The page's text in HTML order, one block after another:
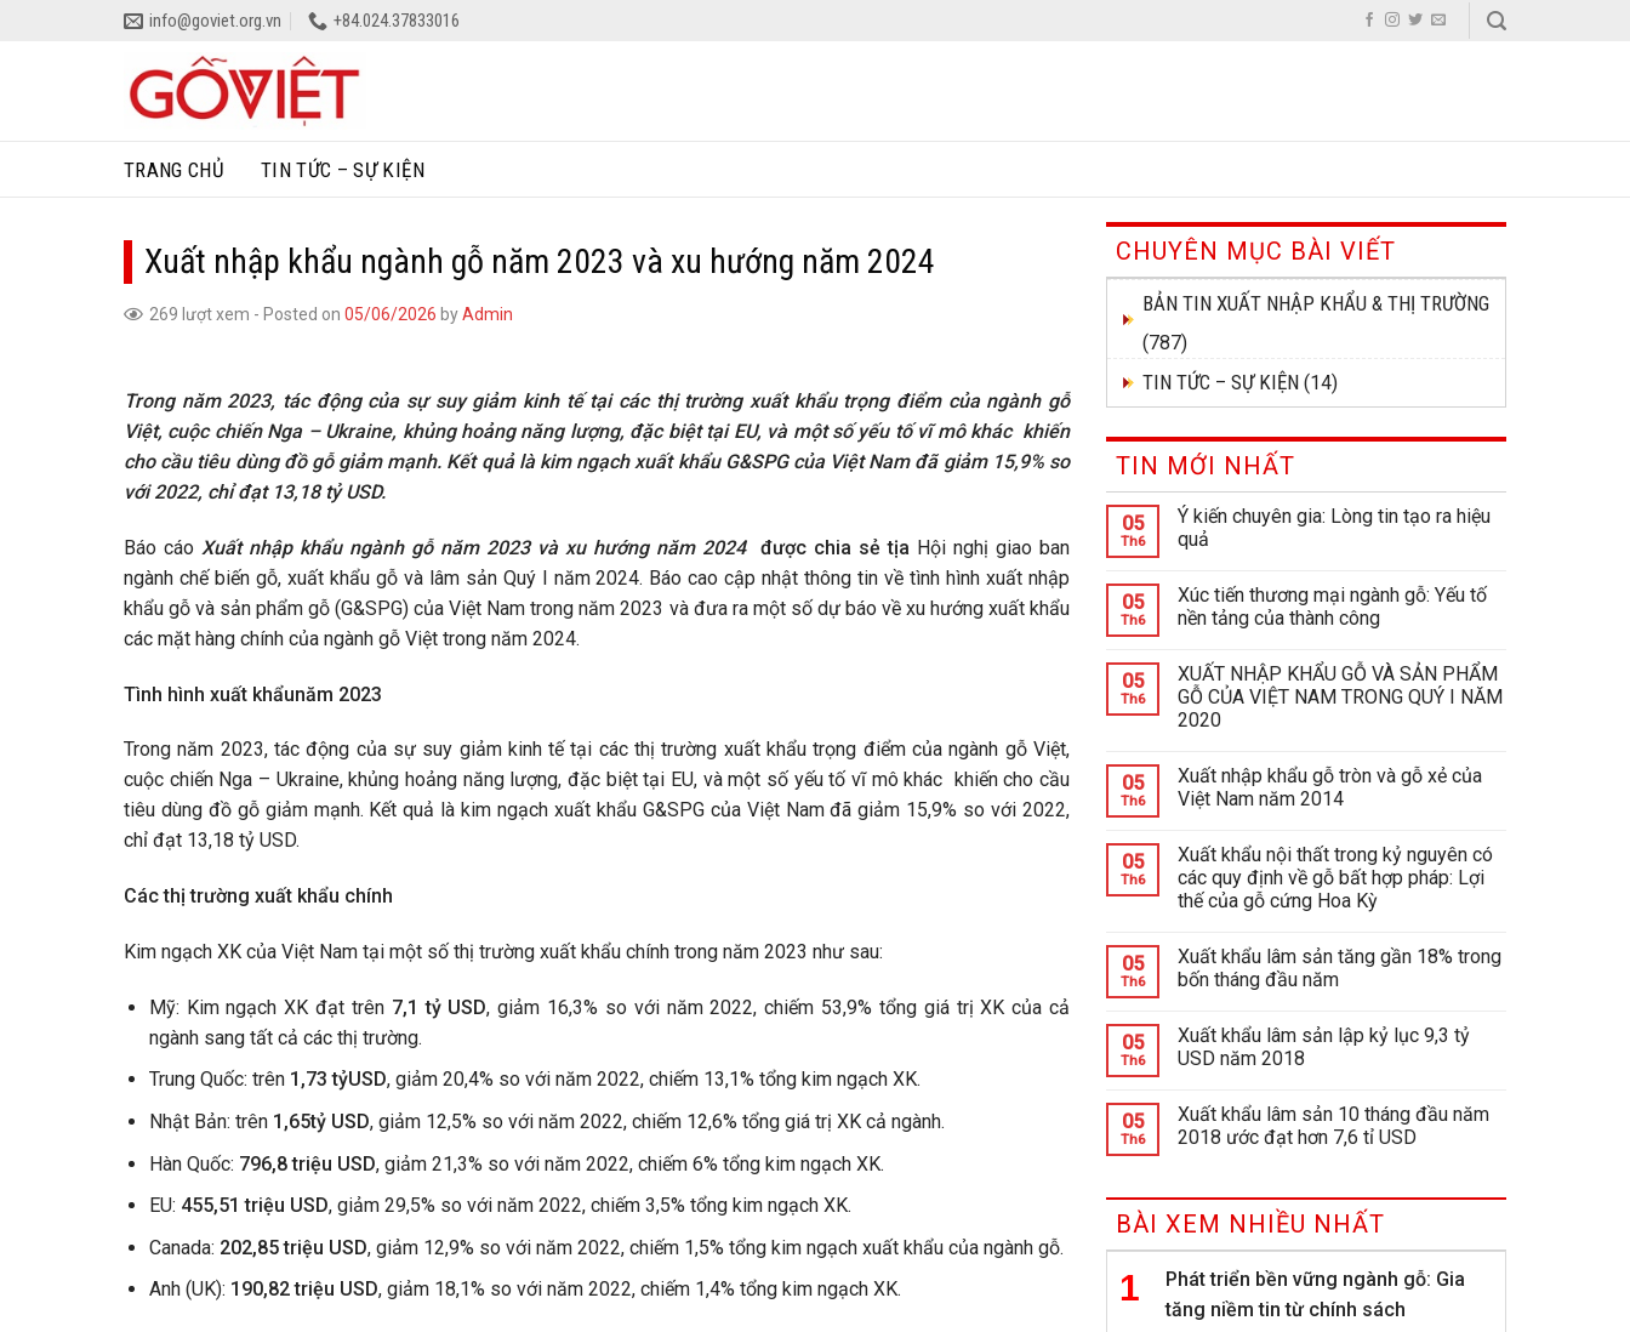
info@goviet.org.vn +84.024.37833016
TRANG CHỦ TIN TỨC – SỰ KIỆN
Xuất nhập khẩu ngành gỗ năm 2023 và xu hướng năm 2024
269 lượt xem - Posted on 05/06/2026 byAdmin
Trong năm 2023, tác động của sự suy giảm kinh tế tại các thị trường xuất khẩu trọng điểm của ngành gỗ
Việt, cuộc chiến Nga – Ukraine, khủng hoảng năng lượng, đặc biệt tại EU, và một số yếu tố vĩ mô khác khiến
cho cầu tiêu dùng đồ gỗ giảm mạnh. Kết quả là kim ngạch xuất khẩu G&SPG của Việt Nam đã giảm 15,9% so
với 2022, chỉ đạt 13,18 tỷ USD.
Báo cáo Xuất nhập khẩu ngành gỗ năm 2023 và xu hướng năm 2024 được chia sẻ tịa Hội nghị giao ban
ngành chế biến gỗ, xuất khẩu gỗ và lâm sản Quý I năm 2024. Báo cao cập nhật thông tin về tình hình xuất nhập
khẩu gỗ và sản phẩm gỗ (G&SPG) của Việt Nam trong năm 2023 và đưa ra một số dự báo về xu hướng xuất khẩu
các mặt hàng chính của ngành gỗ Việt trong năm 2024.
Tình hình xuất khẩunăm 2023
Trong năm 2023, tác động của sự suy giảm kinh tế tại các thị trường xuất khẩu trọng điểm của ngành gỗ Việt,
cuộc chiến Nga – Ukraine, khủng hoảng năng lượng, đặc biệt tại EU, và một số yếu tố vĩ mô khác khiến cho cầu
tiêu dùng đồ gỗ giảm mạnh. Kết quả là kim ngạch xuất khẩu G&SPG của Việt Nam đã giảm 15,9% so với 2022,
chỉ đạt 13,18 tỷ USD.
Các thị trường xuất khẩu chính
Kim ngạch XK của Việt Nam tại một số thị trường xuất khẩu chính trong năm 2023 như sau:
Mỹ: Kim ngạch XK đạt trên 7,1tỷUSD, giảm 16,3% so với năm 2022, chiếm 53,9% tổng giá trị XK của cả
ngành sang tất cả các thị trường.
Trung Quốc: trên 1,73tỷUSD, giảm 20,4% so với năm 2022, chiếm 13,1% tổng kim ngạch XK.
Nhật Bản: trên 1,65tỷUSD, giảm 12,5% so với năm 2022, chiếm 12,6% tổng giá trị XK cả ngành.
Hàn Quốc: 796,8 triệu USD, giảm 21,3% so với năm 2022, chiếm 6% tổng kim ngạch XK.
EU: 455,51triệu USD, giảm 29,5% so với năm 2022, chiếm 3,5% tổng kim ngạch XK.
Canada: 202,85 triệu USD, giảm 12,9% so với năm 2022, chiếm 1,5% tổng kim ngạch xuất khẩu của ngành gỗ.
Anh (UK): 190,82 triệu USD, giảm 18,1% so với năm 2022, chiếm 1,4% tổng kim ngạch XK.
CHUYÊN MỤC BÀI VIẾT
BẢN TIN XUẤT NHẬP KHẨU & THỊ TRƯỜNG
(787)
TIN TỨC – SỰ KIỆN (14)
TIN MỚI NHẤT
05
Th6
Ý kiến chuyên gia: Lòng tin tạo ra hiệu
quả
05
Th6
Xúc tiến thương mại ngành gỗ: Yếu tố
nền tảng của thành công
05
Th6
XUẤT NHẬP KHẨU GỖ VÀ SẢN PHẨM
GỖ CỦA VIỆT NAM TRONG QUÝ I NĂM
2020
05
Th6
Xuất nhập khẩu gỗ tròn và gỗ xẻ của
Việt Nam năm 2014
05
Th6
Xuất khẩu nội thất trong kỷ nguyên có
các quy định về gỗ bất hợp pháp: Lợi
thế của gỗ cứng Hoa Kỳ
05
Th6
Xuất khẩu lâm sản tăng gần 18% trong
bốn tháng đầu năm
05
Th6
Xuất khẩu lâm sản lập kỷ lục 9,3 tỷ
USD năm 2018
05
Th6
Xuất khẩu lâm sản 10 tháng đầu năm
2018 ước đạt hơn 7,6 tỉ USD
BÀI XEM NHIỀU NHẤT
Phát triển bền vững ngành gỗ: Gia
tăng niềm tin từ chính sách